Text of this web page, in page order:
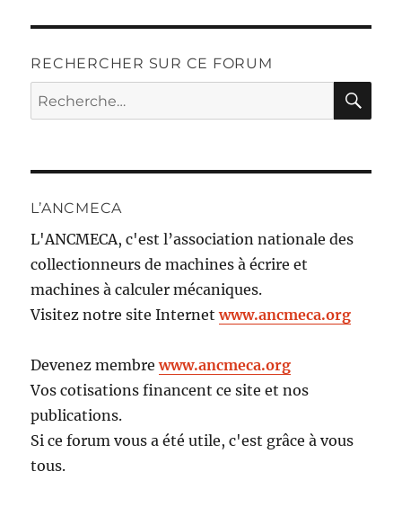
RECHERCHER SUR CE FORUM
Recherche
pour :
L’ANCMECA
L'ANCMECA, c'est l’association nationale des
collectionneurs de machines à écrire et
machines à calculer mécaniques.
Visitez notre site Internetwww.ancmeca.org
Devenez membrewww.ancmeca.org
Vos cotisations financent ce site et nos
publications.
Si ce forum vous a été utile, c'est grâce à vous
tous.